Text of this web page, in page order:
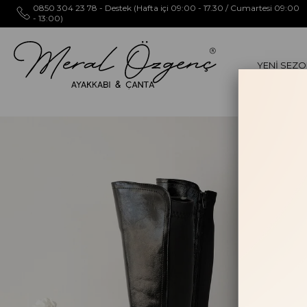
0850 304 23 78 - Destek (Hafta içi 09:00 - 17.30 / Cumartesi 09:00
- 13:00)
YENİ